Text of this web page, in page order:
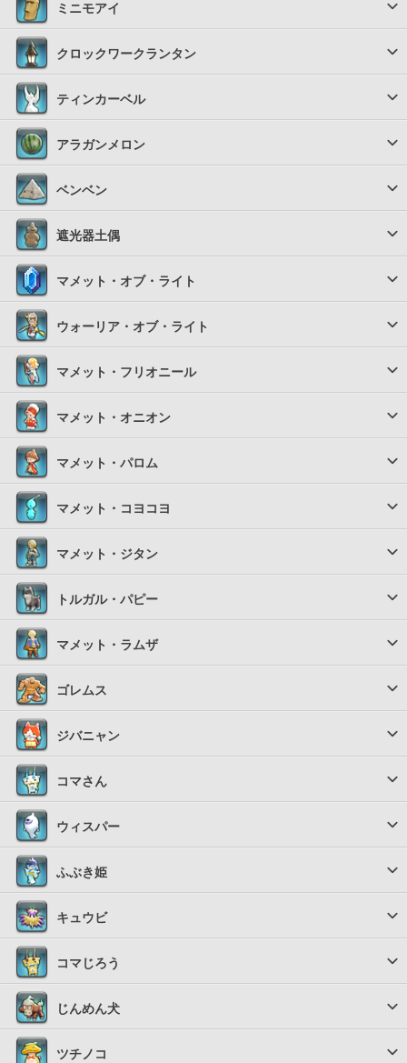
ミニモアイ
クロックワークランタン
ティンカーベル
アラガンメロン
ベンベン
遮光器土偶
マメット・オブ・ライト
ウォーリア・オブ・ライト
マメット・フリオニール
マメット・オニオン
マメット・パロム
マメット・コヨコヨ
マメット・ジタン
トルガル・パピー
マメット・ラムザ
ゴレムス
ジバニャン
コマさん
ウィスパー
ふぶき姫
キュウビ
コマじろう
じんめん犬
ツチノコ